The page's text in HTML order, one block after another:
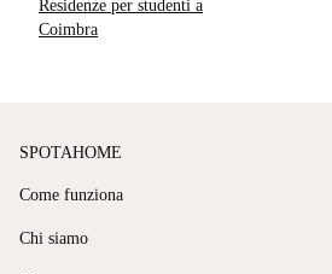
Residenze per studenti a
Coimbra
SPOTAHOME
Come funziona
Chi siamo